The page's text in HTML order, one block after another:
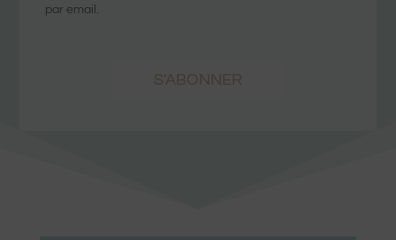
par email.
S'ABONNER